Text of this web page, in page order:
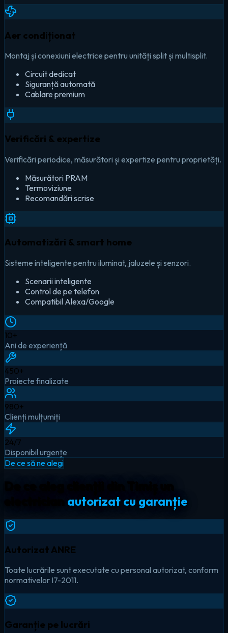
Aer condiționat
Montaj și conexiuni electrice pentru unități split și multisplit.
Circuit dedicat
Siguranță automată
Cablare premium
Verificări & expertize
Verificări periodice, măsurători și expertize pentru proprietăți.
Măsurători PRAM
Termoviziune
Recomandări scrise
Automatizări & smart home
Sisteme inteligente pentru iluminat, jaluzele și senzori.
Scenarii inteligente
Control de pe telefon
Compatibil Alexa/Google
10+
Ani de experiență
450+
Proiecte finalizate
980+
Clienți mulțumiți
24/7
Disponibil urgențe
De ce să ne alegi
autorizat cu garanție
Autorizat ANRE
Toate lucrările sunt executate cu personal autorizat, conform
normativelor I7-2011.
Garanție pe lucrări